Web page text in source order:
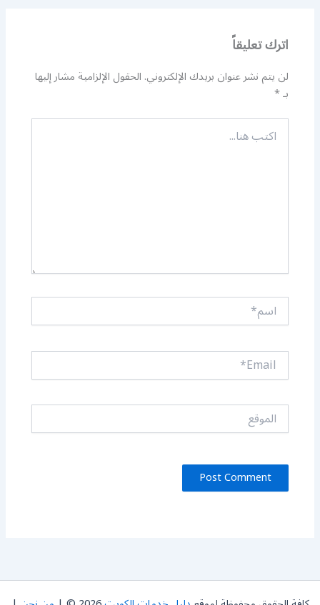
اترك تعليقاً
لن يتم نشر عنوان بريدك الإلكتروني.الحقول الإلزامية مشار إليها
بـ*
اكتب
هنا...
اسم*
Email*
الموقع